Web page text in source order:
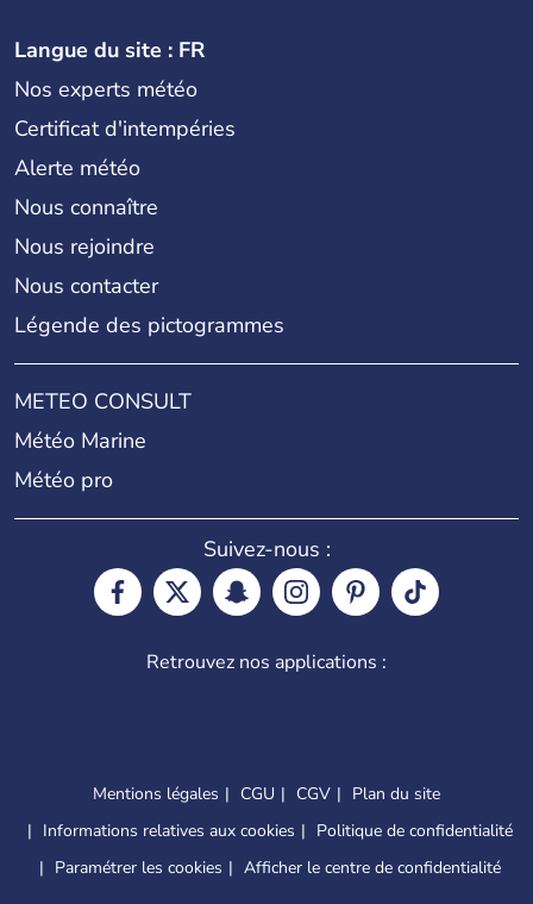
Langue du site : FR
Nos experts météo
Certificat d'intempéries
Alerte météo
Nous connaître
Nous rejoindre
Nous contacter
Légende des pictogrammes
METEO CONSULT
Météo Marine
Météo pro
Suivez-nous :
Retrouvez nos applications :
Mentions légales CGU CGV
Plan du site
Informations relatives aux cookies
Politique de confidentialité
Paramétrer les cookies
Afficher le centre de confidentialité